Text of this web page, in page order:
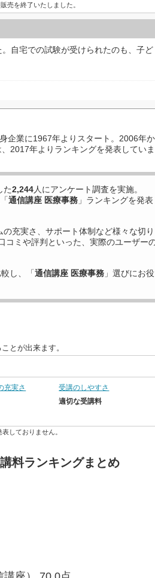
売を終了いたしました。
自宅での試験が受けられたのも、子ど
企業に1967年よりスタート。2006年
2017年よりランキングを発表していま
た2,244人にアンケート調査を実施。
通信講座 医療事務 」ランキングを発表
充実さ、サポート体制など様々な切り
コミや評判といった、実際のユーザー
し、「通信講座 医療事務 」選びにお役
とが出来ます。
充実さ
受講のしやすさ
適切な受講料
しておりません。
料ランキングまとめ